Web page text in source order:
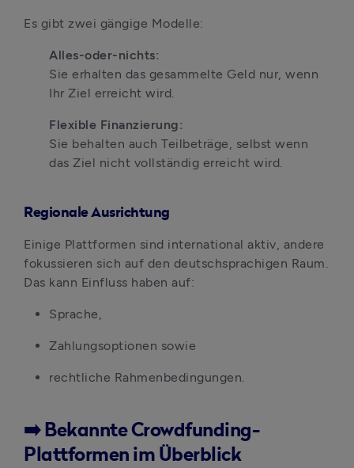
Es gibt zwei gängige Modelle:
Alles-oder-nichts:
Sie erhalten das gesammelte Geld nur, wenn
Ihr Ziel erreicht wird.
Flexible Finanzierung:
Sie behalten auch Teilbeträge, selbst wenn
das Ziel nicht vollständig erreicht wird.
Regionale Ausrichtung
Einige Plattformen sind international aktiv, andere
fokussieren sich auf den deutschsprachigen Raum.
Das kann Einfluss haben auf:
Sprache,
Zahlungsoptionen sowie
rechtliche Rahmenbedingungen.
➡️ Bekannte Crowdfunding-
Plattformen im Überblick